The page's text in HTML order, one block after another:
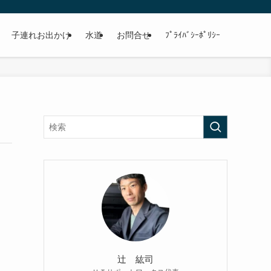
子連れお出かけ 水道 お問合せ ﾌﾟﾗｲﾊﾞｼｰﾎﾟﾘｼｰ
辻 紘司